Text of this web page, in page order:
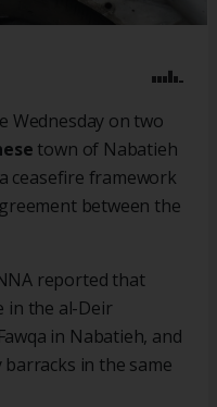
Wednesday on two
town of Nabatieh
ceasefire framework
between the
reported that
in the al-Deir
in Nabatieh, and
in the same